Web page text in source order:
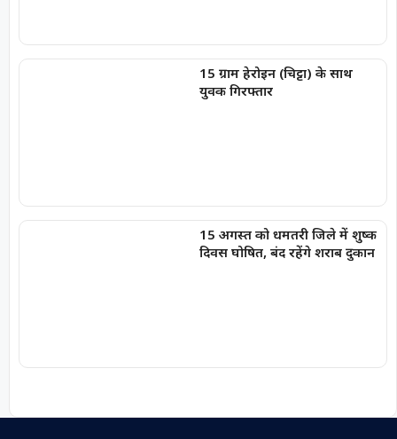
15 ग्राम हेरोइन (चिट्टा) के साथ
युवक गिरफ्तार
15 अगस्त को धमतरी जिले में शुष्क
दिवस घोषित, बंद रहेंगे शराब दुकान